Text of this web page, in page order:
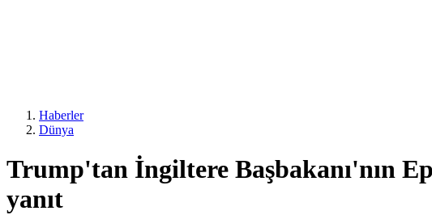
Haberler
Dünya
Trump'tan İngiltere Başbakanı'nın
yanıt